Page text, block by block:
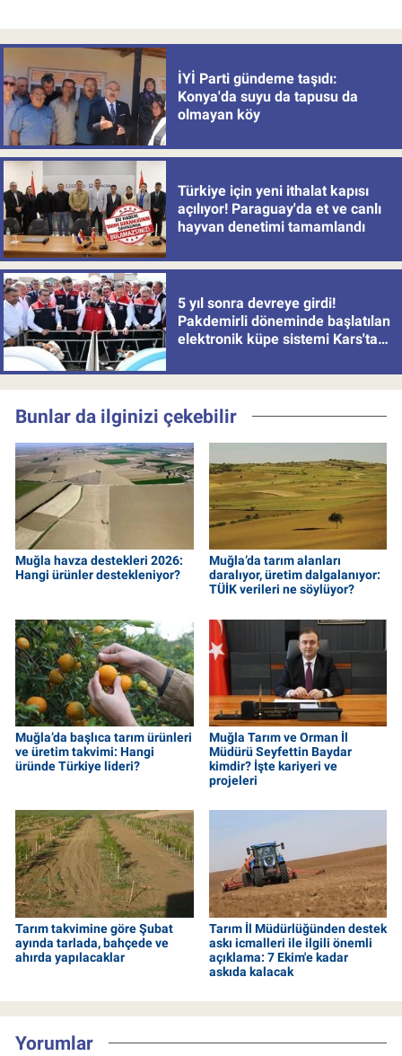
İYİ Parti gündeme taşıdı:
Konya'da suyu da tapusu da
olmayan köy
Türkiye için yeni ithalat kapısı
açılıyor! Paraguay'da et ve canlı
hayvan denetimi tamamlandı
5 yıl sonra devreye girdi!
Pakdemirli döneminde başlatılan
elektronik küpe sistemi Kars'tan
Bunlar da ilginizi çekebilir
Muğla havza destekleri 2026:
Hangi ürünler destekleniyor?
Muğla’da tarım alanları
daralıyor, üretim dalgalanıyor:
TÜİK verileri ne söylüyor?
Muğla’da başlıca tarım ürünleri
ve üretim takvimi: Hangi
üründe Türkiye lideri?
Muğla Tarım ve Orman İl
Müdürü Seyfettin Baydar
kimdir? İşte kariyeri ve
projeleri
Tarım takvimine göre Şubat
ayında tarlada, bahçede ve
ahırda yapılacaklar
Tarım İl Müdürlüğünden destek
askı icmalleri ile ilgili önemli
açıklama: 7 Ekim'e kadar
askıda kalacak
Yorumlar